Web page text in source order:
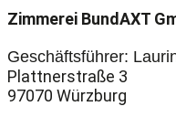
Zimmerei BundAXT
Geschäftsführer:
Plattnerstraße 3
97070 Würzburg